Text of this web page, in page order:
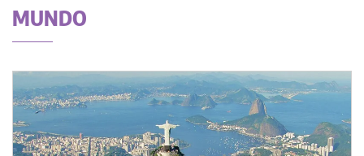
MUNDO